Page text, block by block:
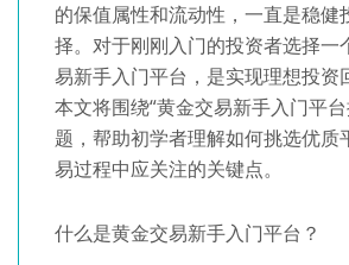
的保值属性和流动性，一直是稳健
择。对于刚刚入门的投资者选择一
易新手入门平台，是实现理想投资
本文将围绕“黄金交易新手入门平
题，帮助初学者理解如何挑选优质
易过程中应关注的关键点。
什么是黄金交易新手入门平台？